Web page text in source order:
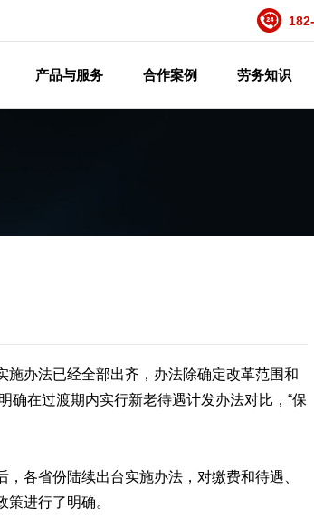
产品与服务 合作案例 劳务知识
办法已经全部出齐，办法除确定改革范围和
确在过渡期内实行新老待遇计发办法对比，“保
各省份陆续出台实施办法，对缴费和待遇、
进行了明确。